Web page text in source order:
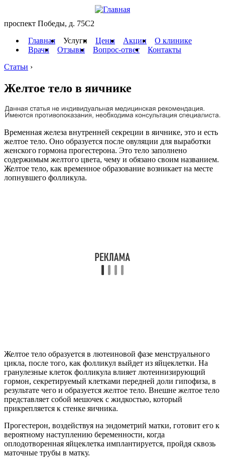
проспект Победы, д. 75C2
Главная
Услуги Цены Акции
О клинике
Врачи
Отзывы Вопрос-ответ
Контакты
Статьи ›
Желтое тело в яичнике
Временная железа внутренней секреции в яичнике, это и есть
желтое тело. Оно образуется после овуляции для выработки
женского гормона прогестерона. Это тело заполнено
содержимым желтого цвета, чему и обязано своим названием.
Желтое тело, как временное образование возникает на месте
лопнувшего фолликула.
Желтое тело образуется в лютеиновой фазе менструального
цикла, после того, как фолликул выйдет из яйцеклетки. На
гранулезные клеток фолликула влияет лютеинизирующий
гормон, секретируемый клетками передней доли гипофиза, в
результате чего и образуется желтое тело. Внешне желтое тело
представляет собой мешочек с жидкостью, который
прикрепляется к стенке яичника.
Прогестерон, воздействуя на эндометрий матки, готовит его к
вероятному наступлению беременности, когда
оплодотворенная яйцеклетка имплантируется, пройдя сквозь
маточные трубы в матку.